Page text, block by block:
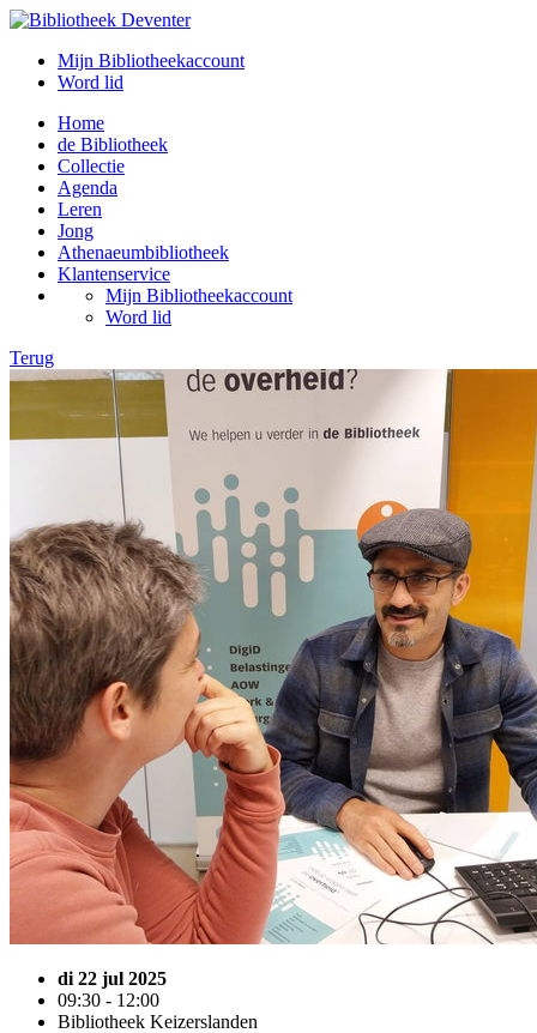
Mijn Bibliotheekaccount
Word lid
Home
de Bibliotheek
Collectie
Agenda
Leren
Jong
Athenaeumbibliotheek
Klantenservice
Mijn Bibliotheekaccount
Word lid
Terug
di 22 jul 2025
09:30 - 12:00
Bibliotheek Keizerslanden